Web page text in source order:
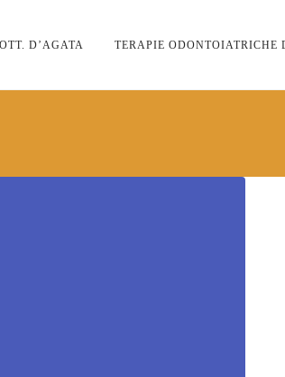
D’AGATA TERAPIE ODONTOIATRICHE